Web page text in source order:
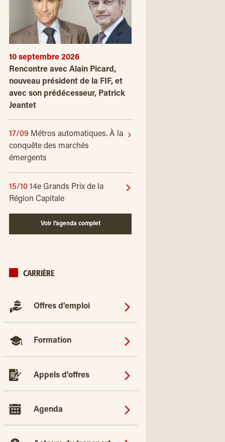
10 septembre 2026
Rencontre avec Alain Picard,
nouveau président de la FIF, et
avec son prédécesseur, Patrick
Jeantet
17/09 Métros automatiques. À la
conquête des marchés
émergents
15/10 14e Grands Prix de la
Région Capitale
Voir l’agenda complet
CARRIÈRE
Offres d'emploi
Formation
Appels d'offres
Agenda